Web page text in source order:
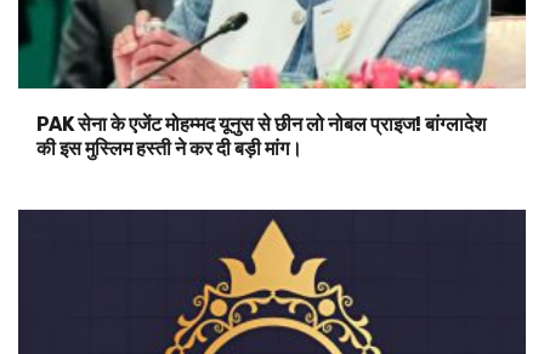
PAK सेना के एजेंट मोहम्मद यूनुस से छीन लो नोबल प्राइज! बांग्लादेश
की इस मुस्लिम हस्ती ने कर दी बड़ी मांग।